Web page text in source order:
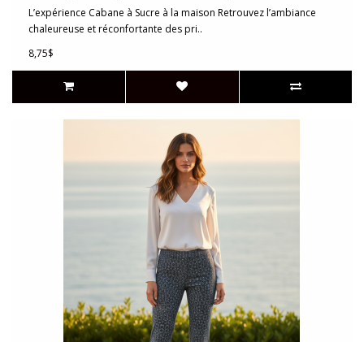
L’expérience Cabane à Sucre à la maison Retrouvez l’ambiance
chaleureuse et réconfortante des pri..
8,75$